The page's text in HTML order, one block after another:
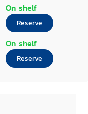
On shelf
Reserve
On shelf
Reserve